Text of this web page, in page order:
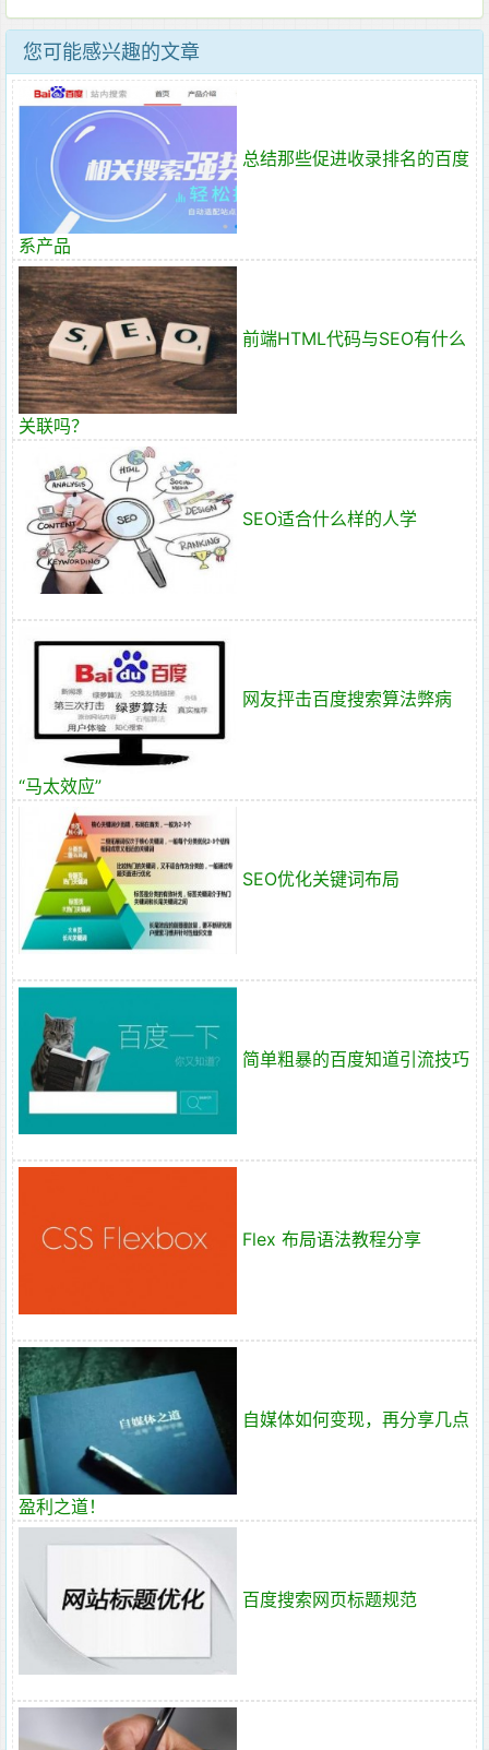
您可能感兴趣的文章
总结那些促进收录排名的百度
系产品
前端HTML代码与SEO有什么
关联吗？
SEO适合什么样的人学
网友抨击百度搜索算法弊病
“马太效应”
SEO优化关键词布局
简单粗暴的百度知道引流技巧
Flex 布局语法教程分享
自媒体如何变现，再分享几点
盈利之道！
百度搜索网页标题规范